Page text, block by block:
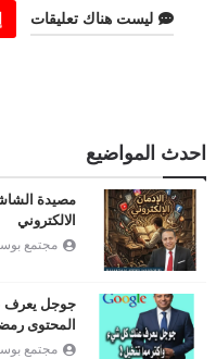
ليست هناك تعليقات
احدث المواضيع
مصيدة
الالكتروني
مجتمع
جوجل يعرف
المحتوى
مجتمع